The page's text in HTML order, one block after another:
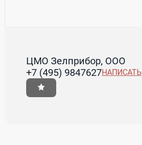
ЦМО Зелприбор, ООО
+7 (495) 9847627НАПИСАТЬ